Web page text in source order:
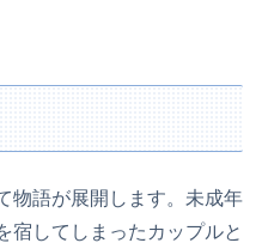
物語が展開します。未成年
宿してしまったカップルと